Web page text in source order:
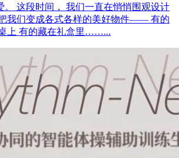
。 这段时间， 我们一直在悄悄围观设计
我们变成各式各样的美好物件—— 有的
上 有的藏在礼盒里……...